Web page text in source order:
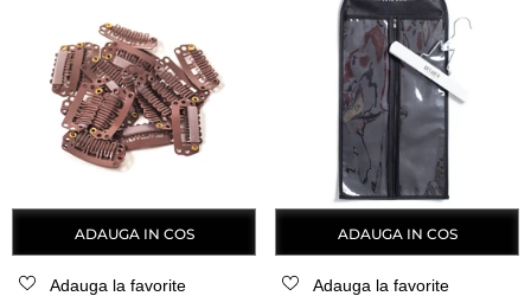
ADAUGA IN COS
Adauga la favorite
ADAUGA IN COS
Adauga la favorite